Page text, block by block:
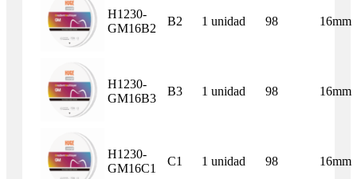
H1230-
GM16B2
B2 1 unidad 98 16mm
H1230-
GM16B3
B3 1 unidad 98 16mm
H1230-
GM16C1
C1 1 unidad 98 16mm